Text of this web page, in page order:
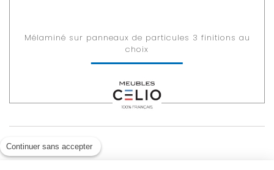
Mélaminé sur panneaux de particules 3 finitions au
choix
1 2
Continuer sans accepter